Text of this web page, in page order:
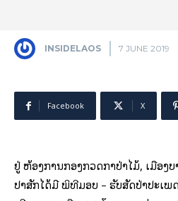
INSIDELAOS 7 JUNE 2019
Facebook X
ຢູ່ ຫ້ອງການກອງກວດກາປ່າໄມ້, ເມືອງ
ປາສັກໄດ້ມີ ພິທີມອບ – ຮັບສັດປ່າປະເ